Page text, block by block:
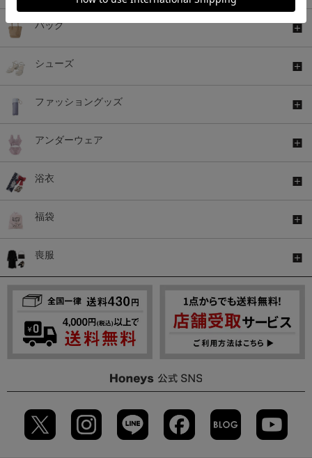
バッグ
シューズ
ファッショングッズ
アンダーウェア
浴衣
福袋
喪服